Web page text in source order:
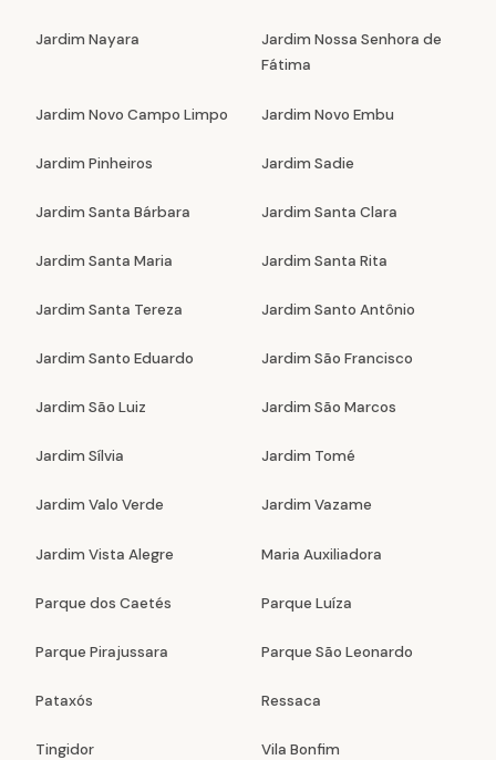
Jardim Nayara
Jardim Nossa Senhora de
Fátima
Jardim Novo Campo Limpo Jardim Novo Embu
Jardim Pinheiros Jardim Sadie
Jardim Santa Bárbara Jardim Santa Clara
Jardim Santa Maria Jardim Santa Rita
Jardim Santa Tereza Jardim Santo Antônio
Jardim Santo Eduardo Jardim São Francisco
Jardim São Luiz Jardim São Marcos
Jardim Sílvia Jardim Tomé
Jardim Valo Verde Jardim Vazame
Jardim Vista Alegre Maria Auxiliadora
Parque dos Caetés Parque Luíza
Parque Pirajussara Parque São Leonardo
Pataxós Ressaca
Tingidor Vila Bonfim